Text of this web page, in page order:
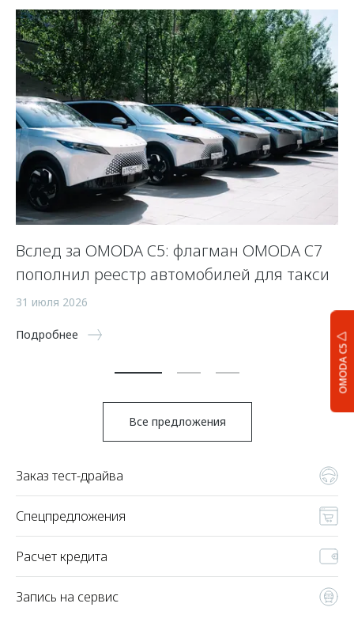
OMODA C5
Вслед за OMODA C5: флагман OMODA C7
пополнил реестр автомобилей для такси
31 июля 2026
Подробнее
Все предложения
Заказ тест-драйва
Спецпредложения
Расчет кредита
Запись на сервис